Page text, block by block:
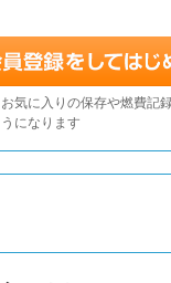
気に入りの保存や燃費記
になります